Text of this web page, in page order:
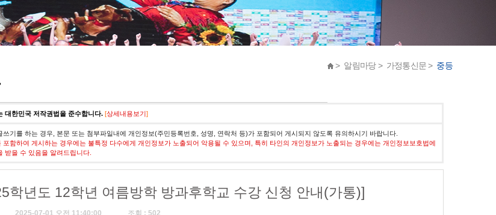
학부모방
정기고사 기출문제
> 알림마당 > 가정통신문 > 중등
대한민국 저작권법을 준수합니다. [상세내용보기]
쓰기를 하는 경우, 본문 또는 첨부파일내에 개인정보(주민등록번호, 성명, 연락처 등)가 포함되어 게시되지 않도록 유의하시기 바랍니다.
포함하여 게시하는 경우에는 불특정 다수에게 개인정보가 노출되어 악용될 수 있으며, 특히 타인의 개인정보가 노출되는 경우에는 개인정보보호법에
받을 수 있음을 알려드립니다.
학년도 12학년 여름방학 방과후학교 수강 신청 안내(가통)]
2025-07-01 오전 11:40:00 조회 : 502